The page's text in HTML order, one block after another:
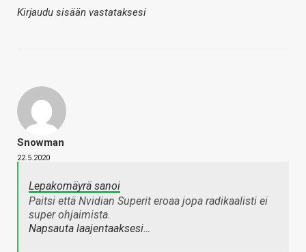
Kirjaudu sisään vastataksesi
Snowman
22.5.2020
Lepakomäyrä sanoi
Paitsi että Nvidian Superit eroaa jopa radikaalisti ei
super ohjaimista.
Napsauta laajentaaksesi…